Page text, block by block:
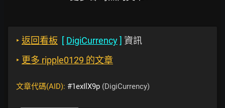
‣ 返回看板 [ DigiCurrency] 資訊
‣ 更多 ripple0129 的文章
文章代碼(AID): #1exIlX9p (DigiCurrency)